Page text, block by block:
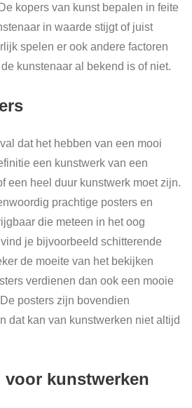
kopers van kunst bepalen in feite
in waarde stijgt of juist
spelen er ook andere factoren
kunstenaar al bekend is of niet.
dat het hebben van een mooi
een kunstwerk van een
een heel duur kunstwerk moet zijn.
prachtige posters en
die meteen in het oog
vind je bijvoorbeeld schitterende
de moeite van het bekijken
verdienen dan ook een mooie
posters zijn bovendien
dat kan van kunstwerken niet altijd
voor kunstwerken